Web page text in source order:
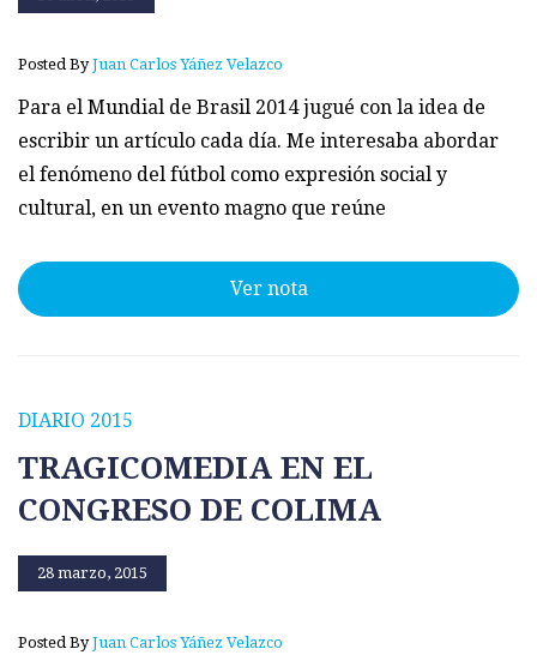
Posted ByJuan Carlos Yáñez Velazco
Para el Mundial de Brasil 2014 jugué con la idea de
escribir un artículo cada día. Me interesaba abordar
el fenómeno del fútbol como expresión social y
cultural, en un evento magno que reúne
Ver nota
DIARIO 2015
TRAGICOMEDIA EN EL
CONGRESO DE COLIMA
28 marzo, 2015
Posted ByJuan Carlos Yáñez Velazco